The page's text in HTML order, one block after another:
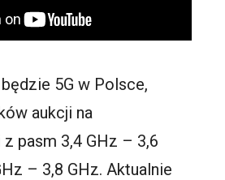
5G w Polsce,
aukcji na
pasm 3,4 GHz – 3,6
– 3,8 GHz. Aktualnie